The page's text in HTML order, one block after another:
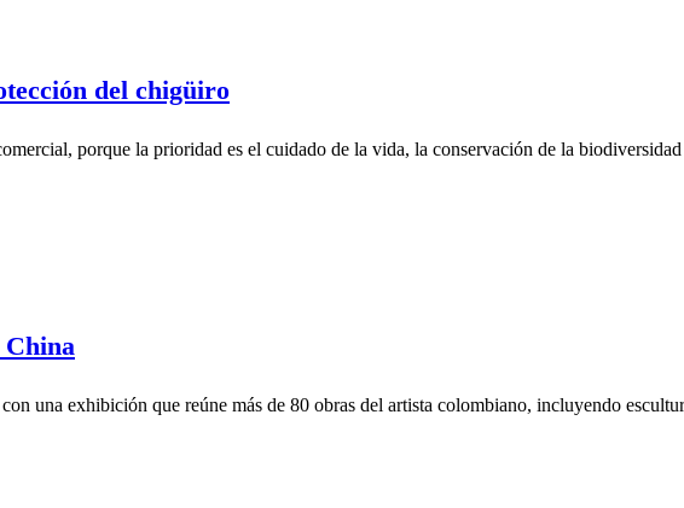
del chigüiro
porque la prioridad es el cuidado de la vida, la conservación de la
China
una exhibición que reúne más de 80 obras del artista colombiano, incluyendo